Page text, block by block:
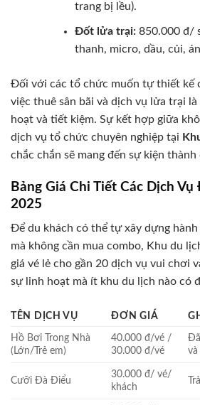
trang bị lều).
Đốt lửa trại:850.000 đ/
thanh, micro, dầu, củi,
Đối với các tổ chức muốn tự thiết kế
việc thuê sân bãi và dịch vụ lửa trại
hoạt và tiết kiệm. Sự kết hợp giữa
dịch vụ tổ chức chuyên nghiệp tại
chắc chắn sẽ mang đến sự kiện thành
Bảng Giá Chi Tiết Các Dịch
2025
Để du khách có thể tự xây dựng
mà không cần mua combo, Khu du
giá vé lẻ cho gần 20 dịch vụ vui chơi
sự linh hoạt mà ít khu du lịch nào có
TÊN DỊCH VỤ ĐƠN GIÁ
Hồ Bơi Trong Nhà
(Lớn/Trẻ em)
40.000 đ/vé /
30.000 đ/vé
Cưỡi Đà Điểu
30.000 đ/ vé/
khách